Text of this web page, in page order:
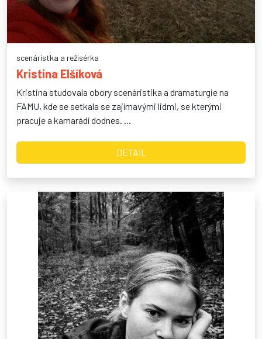
scenáristka a režisérka
Kristina Elšíková
Kristina studovala obory scenáristika a dramaturgie na
FAMU, kde se setkala se zajímavými lidmi, se kterými
pracuje a kamarádí dodnes. ...
DETAIL